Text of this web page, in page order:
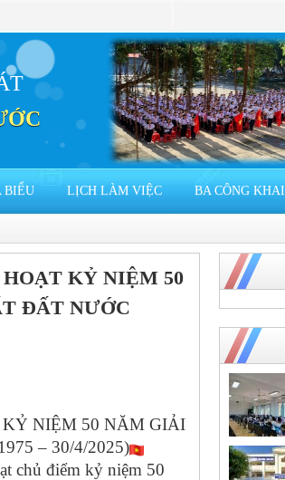
BIỂU LỊCH LÀM VIỆC BA CÔNG KHAI
KỶ NIỆM 50
ĐẤT NƯỚC
KỶ NIỆM 50 NĂM GIẢI
– 30/4/2025)
chủ điểm kỷ niệm 50